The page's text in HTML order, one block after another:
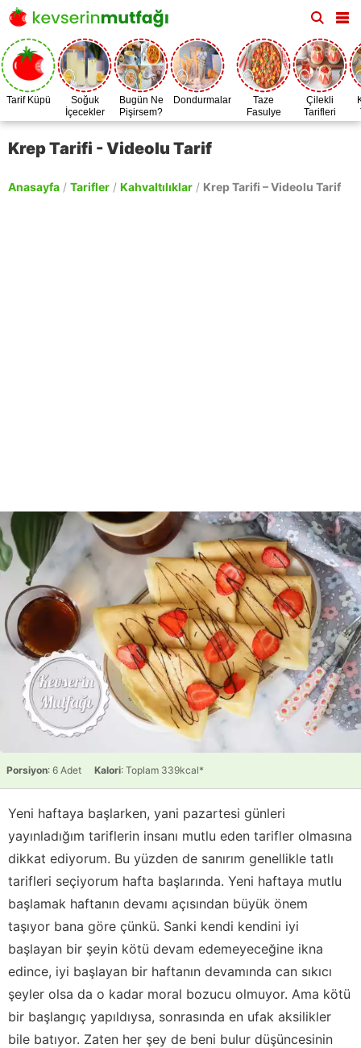
Tarif Küpü
Soğuk
İçecekler
Bugün Ne
Pişirsem?
Dondurmalar
Taze
Fasulye
Zamanı
Çilekli
Tarifleri
Krep Tarifi - Videolu Tarif
Anasayfa / Tarifler / Kahvaltılıklar / Krep Tarifi – Videolu Tarif
Porsiyon: 6 Adet Kalori: Toplam 339kcal*
Yeni haftaya başlarken, yani pazartesi günleri
yayınladığım tariflerin insanı mutlu eden tarifler olmasına
dikkat ediyorum. Bu yüzden de sanırım genellikle tatlı
tarifleri seçiyorum hafta başlarında. Yeni haftaya mutlu
başlamak haftanın devamı açısından büyük önem
taşıyor bana göre çünkü. Sanki kendi kendini iyi
başlayan bir şeyin kötü devam edemeyeceğine ikna
edince, iyi başlayan bir haftanın devamında can sıkıcı
şeyler olsa da o kadar moral bozucu olmuyor. Ama kötü
bir başlangıç yapıldıysa, sonrasında en ufak aksilikler
bile batıyor. Zaten her şey de beni bulur düşüncesinin